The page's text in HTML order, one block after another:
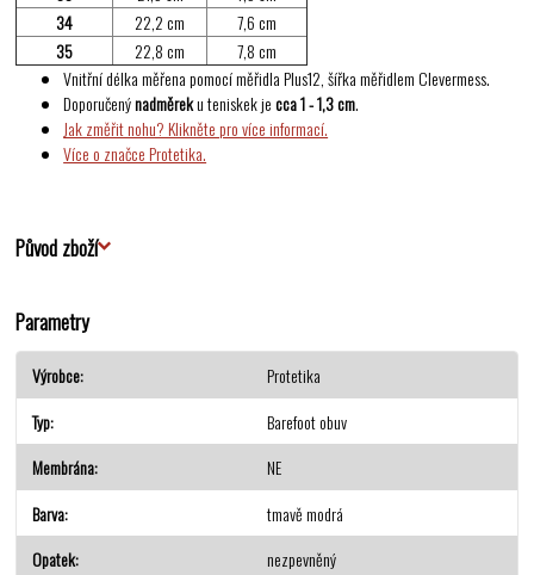
34
22,2 cm
7,6 cm
35
22,8 cm
7,8 cm
Vnitřní délka měřena pomocí měřidla Plus12, šířka měřidlem Clevermess.
Doporučenýnadměreku teniskek jecca 1 - 1,3 cm.
Jak změřit nohu? Klikněte pro více informací.
Více o značce Protetika.
Původ zboží
Parametry
Výrobce
Protetika
Typ
Barefoot obuv
Membrána
NE
Barva
tmavě modrá
Opatek
nezpevněný